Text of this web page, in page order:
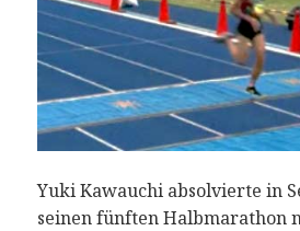
Yuki Kawauchi absolvierte in
seinen fünften Halbmarathon